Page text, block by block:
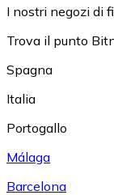
I nostri negozi di
Trova il punto
Spagna
Italia
Portogallo
Málaga
Barcelona